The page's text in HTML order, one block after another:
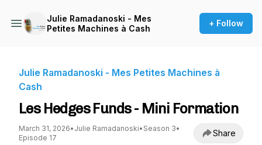
Julie Ramadanoski - Mes
Petites Machines à Cash
+ Follow
Julie Ramadanoski - Mes Petites Machines à
Cash
Les Hedges Funds - Mini Formation
March 31, 2026• Julie Ramadanoski• Season 3•
Episode 17
Share